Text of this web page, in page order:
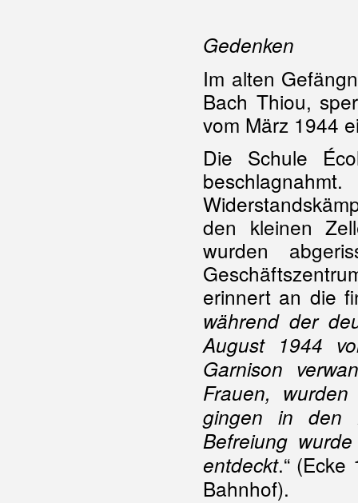
Gedenken
Im alten
Bach Thiou,
vom März 1944
Die Schule
den kleinen
wurden
erinnert an die
während der
August 1944
Garnison
Frauen,
gingen in den
Befreiung
entdeckt.“
Bahnhof).